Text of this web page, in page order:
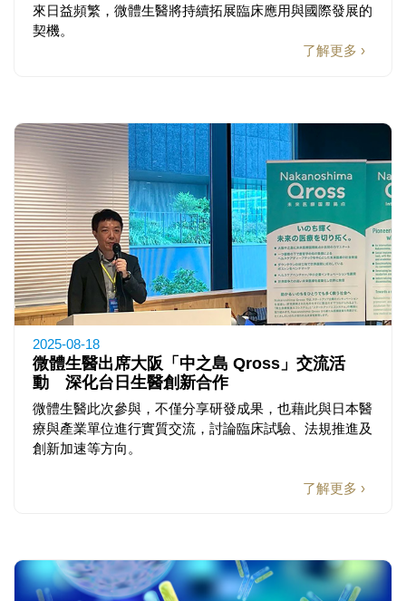
來日益頻繁，微體生醫將持續拓展臨床應用與國際發展的
契機。
了解更多 ›
2025-08-18
微體生醫出席大阪「中之島 Qross」交流活
動 深化台日生醫創新合作
微體生醫此次參與，不僅分享研發成果，也藉此與日本醫
療與產業單位進行實質交流，討論臨床試驗、法規推進及
創新加速等方向。
了解更多 ›